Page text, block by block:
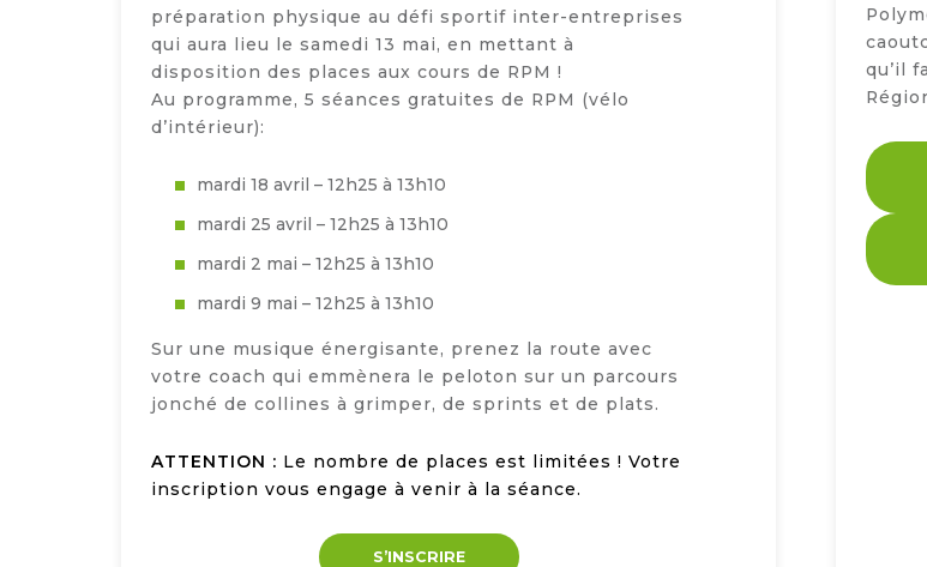
préparation physique au défi sportif inter-entreprises
qui aura lieu le samedi 13 mai, en mettant à
disposition des places aux cours de RPM !
Au programme, 5 séances gratuites de RPM (vélo
d’intérieur):
mardi 18 avril – 12h25 à 13h10
mardi 25 avril – 12h25 à 13h10
mardi 2 mai – 12h25 à 13h10
mardi 9 mai – 12h25 à 13h10
Sur une musique énergisante, prenez la route avec
votre coach qui emmènera le peloton sur un parcours
jonché de collines à grimper, de sprints et de plats.
ATTENTION : Le nombre de places est limitées ! Votre
inscription vous engage à venir à la séance.
S’INSCRIRE
qu’il